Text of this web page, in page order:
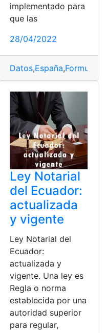
Ecuador Inquilino
implementado para
que las
28/04/2022
Datos,España,Formulario
Ley Notarial
del Ecuador:
actualizada
y vigente
Ley Notarial del
Ecuador:
actualizada y
vigente. Una ley es
Regla o norma
establecida por una
autoridad superior
para regular,